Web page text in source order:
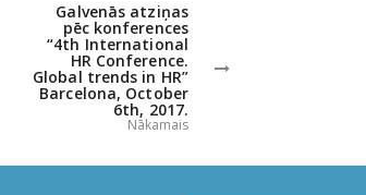
Galvenās atziņas
pēc konferences
“4th International
HR Conference.
Global trends in HR”
Barcelona, October
6th, 2017.
Nākamais